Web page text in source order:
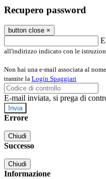
Recupero password
button close ×
all'indirizzo indicato con le
Non hai una e-mail associata al
tramite la Login Spaggiari
E-mail inviata, si prega di
Errore
Chiudi
Successo
Chiudi
Informazione